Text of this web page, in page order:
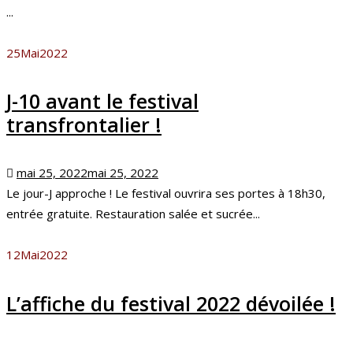
...
25Mai2022
J-10 avant le festival
transfrontalier !
Posted
on
mai 25, 2022mai 25, 2022
Le jour-J approche ! Le festival ouvrira ses portes à 18h30,
entrée gratuite. Restauration salée et sucrée...
12Mai2022
L’affiche du festival 2022 dévoilée !